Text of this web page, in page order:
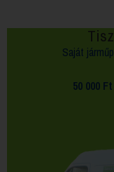
Saját
50 000